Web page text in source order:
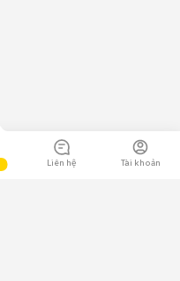
Liên hệ Tài khoản